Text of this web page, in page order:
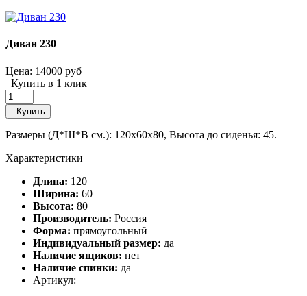
Диван 230
Цена: 14000 руб
Купить в 1 клик
Купить
Размеры (Д*Ш*В см.): 120х60х80, Высота до сиденья: 45.
Характеристики
Длина: 120
Ширина: 60
Высота: 80
Производитель: Россия
Форма: прямоугольный
Индивидуальный размер: да
Наличие ящиков: нет
Наличие спинки: да
Артикул: